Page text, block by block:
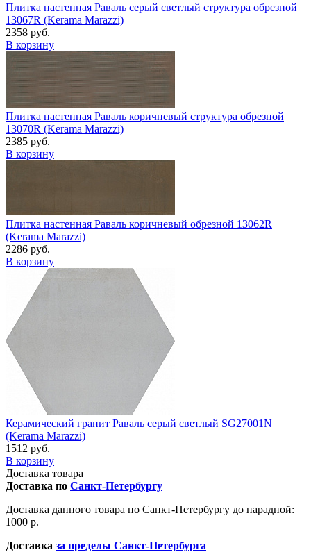
Плитка настенная Раваль серый светлый структура обрезной
13067R (Kerama Marazzi)
2358 руб.
В корзину
Плитка настенная Раваль коричневый структура обрезной
13070R (Kerama Marazzi)
2385 руб.
В корзину
Плитка настенная Раваль коричневый обрезной 13062R
(Kerama Marazzi)
2286 руб.
В корзину
Керамический гранит Раваль серый светлый SG27001N
(Kerama Marazzi)
1512 руб.
В корзину
Доставка товара
Доставка по Санкт-Петербургу
Доставка данного товара по Санкт-Петербургу до парадной:
1000 р.
Доставка за пределы Санкт-Петербурга